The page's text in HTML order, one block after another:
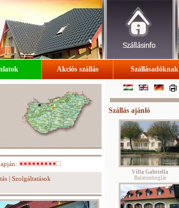
Akciós szállás Szállásadóknak
| Szolgáltatások
Szállás ajánló
Villa Gabriella
Balatonboglár